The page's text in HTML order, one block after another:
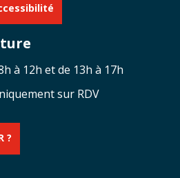
à 12h et de 13h à 17h
sur RDV
?